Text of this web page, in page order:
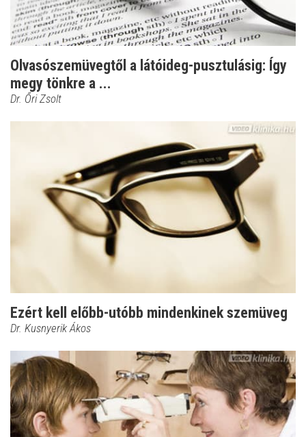
Olvasószemüvegtől a látóideg-pusztulásig: Így
megy tönkre a ...
Dr. Őri Zsolt
Ezért kell előbb-utóbb mindenkinek szemüveg
Dr. Kusnyerik Ákos